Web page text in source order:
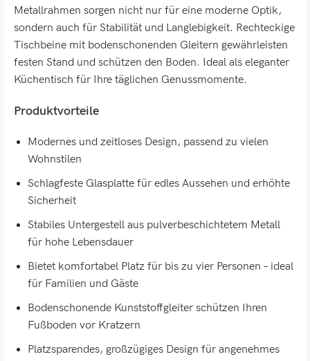
Metallrahmen sorgen nicht nur für eine moderne Optik,
sondern auch für Stabilität und Langlebigkeit. Rechteckige
Tischbeine mit bodenschonenden Gleitern gewährleisten
festen Stand und schützen den Boden. Ideal als eleganter
Küchentisch für Ihre täglichen Genussmomente.
Produktvorteile
Modernes und zeitloses Design, passend zu vielen
Wohnstilen
Schlagfeste Glasplatte für edles Aussehen und erhöhte
Sicherheit
Stabiles Untergestell aus pulverbeschichtetem Metall
für hohe Lebensdauer
Bietet komfortabel Platz für bis zu vier Personen – ideal
für Familien und Gäste
Bodenschonende Kunststoffgleiter schützen Ihren
Fußboden vor Kratzern
Platzsparendes, großzügiges Design für angenehmes